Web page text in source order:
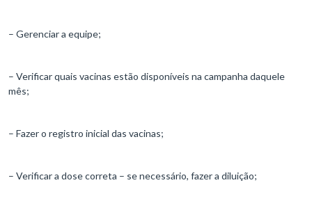
– Gerenciar a equipe;
– Verificar quais vacinas estão disponíveis na campanha daquele
mês;
– Fazer o registro inicial das vacinas;
– Verificar a dose correta – se necessário, fazer a diluição;